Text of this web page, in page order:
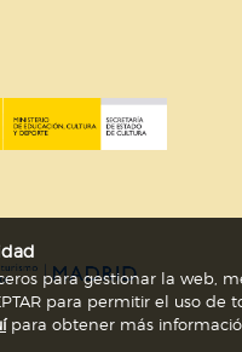
para gestionar la web,
para permitir el uso de
para obtener más